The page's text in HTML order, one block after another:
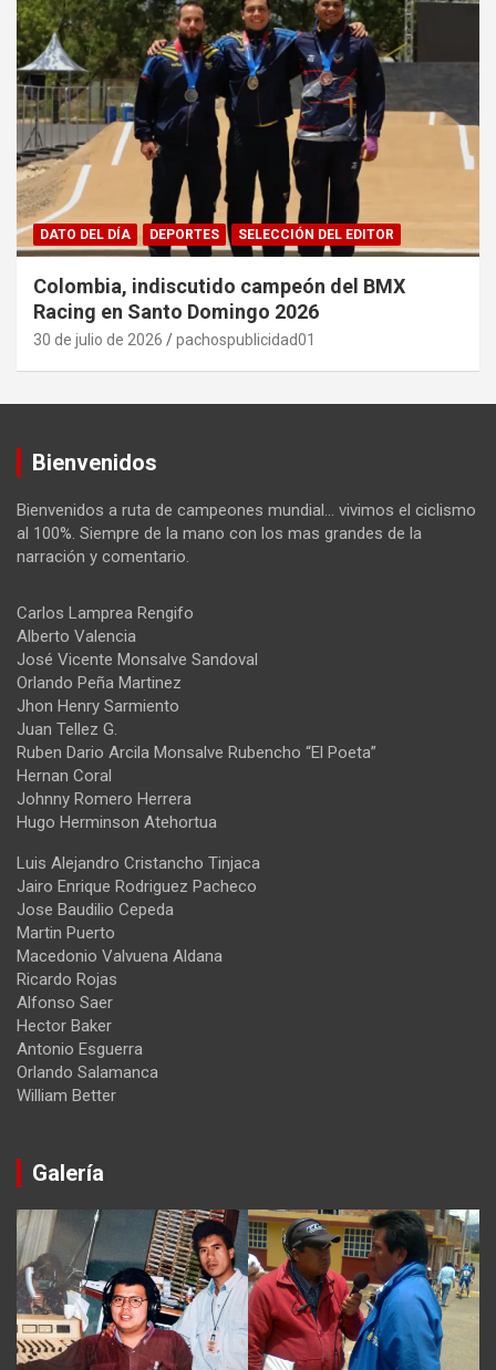
DATO DEL DÍA DEPORTES SELECCIÓN DEL EDITOR
Colombia, indiscutido campeón del BMX
Racing en Santo Domingo 2026
30 de julio de 2026 pachospublicidad01
Bienvenidos
Bienvenidos a ruta de campeones mundial… vivimos el ciclismo
al 100%. Siempre de la mano con los mas grandes de la
narración y comentario.
Carlos Lamprea Rengifo
Alberto Valencia
José Vicente Monsalve Sandoval
Orlando Peña Martinez
Jhon Henry Sarmiento
Juan Tellez G.
Ruben Dario Arcila Monsalve Rubencho “El Poeta”
Hernan Coral
Johnny Romero Herrera
Hugo Herminson Atehortua
Luis Alejandro Cristancho Tinjaca
Jairo Enrique Rodriguez Pacheco
Jose Baudilio Cepeda
Martin Puerto
Macedonio Valvuena Aldana
Ricardo Rojas
Alfonso Saer
Hector Baker
Antonio Esguerra
Orlando Salamanca
William Better
Galería